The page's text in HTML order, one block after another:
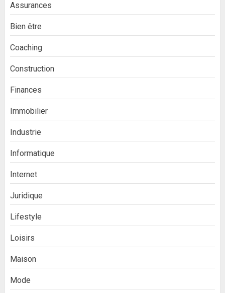
Assurances
Bien être
Coaching
Construction
Finances
Immobilier
Industrie
Informatique
Internet
Juridique
Lifestyle
Loisirs
Maison
Mode